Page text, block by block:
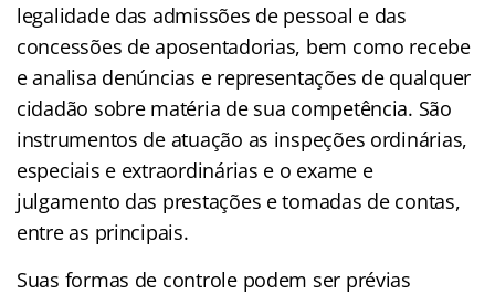
legalidade das admissões de pessoal e das
concessões de aposentadorias, bem como recebe
e analisa denúncias e representações de qualquer
cidadão sobre matéria de sua competência. São
instrumentos de atuação as inspeções ordinárias,
especiais e extraordinárias e o exame e
julgamento das prestações e tomadas de contas,
entre as principais.
Suas formas de controle podem ser prévias